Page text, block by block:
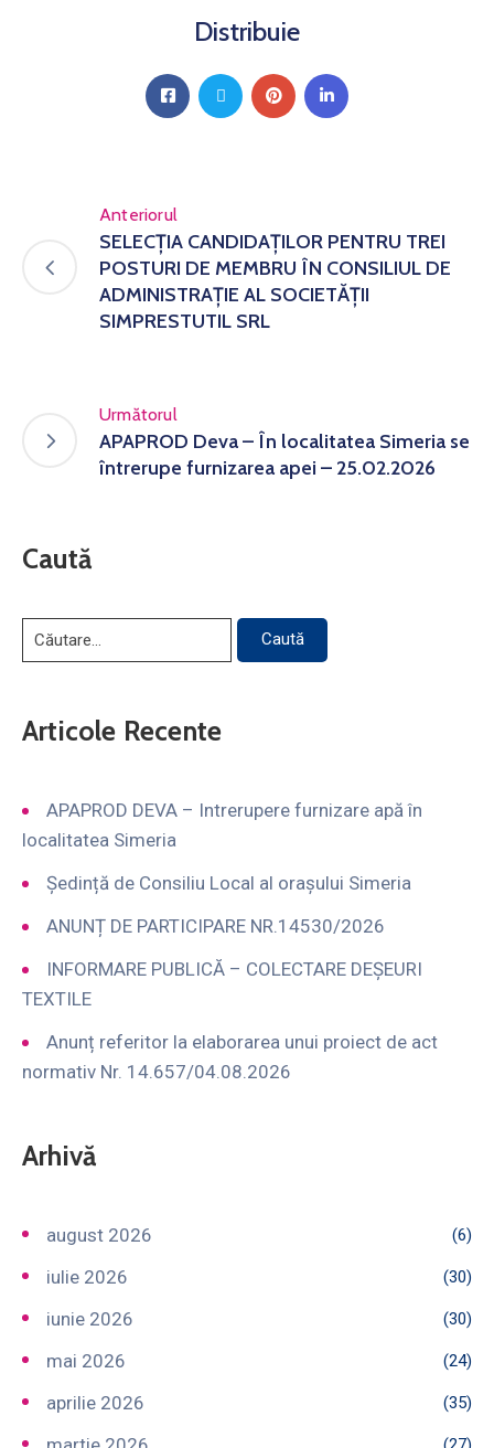
Distribuie
Anteriorul
SELECȚIA CANDIDAȚILOR PENTRU TREI
POSTURI DE MEMBRU ÎN CONSILIUL DE
ADMINISTRAȚIE AL SOCIETĂȚII
SIMPRESTUTIL SRL
Următorul
APAPROD Deva – În localitatea Simeria se
întrerupe furnizarea apei – 25.02.2026
Caută
Articole Recente
APAPROD DEVA – Intrerupere furnizare apă în
localitatea Simeria
Ședință de Consiliu Local al orașului Simeria
ANUNȚ DE PARTICIPARE NR.14530/2026
INFORMARE PUBLICĂ – COLECTARE DEȘEURI
TEXTILE
Anunț referitor la elaborarea unui proiect de act
normativ Nr. 14.657/04.08.2026
Arhivă
august 2026 (6)
iulie 2026 (30)
iunie 2026 (30)
mai 2026 (24)
aprilie 2026 (35)